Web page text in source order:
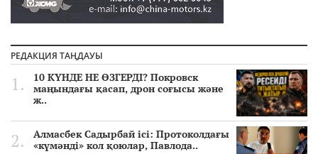
РЕДАКЦИЯ ТАҢДАУЫ
10 КҮНДЕ НЕ ӨЗГЕРДІ? Покровск
маңындағы қасап, дрон соғысы және
ж..
Алмасбек Садырбай ісі: Протоколдағы
«күмәнді» кол қоюлар, Павлода..